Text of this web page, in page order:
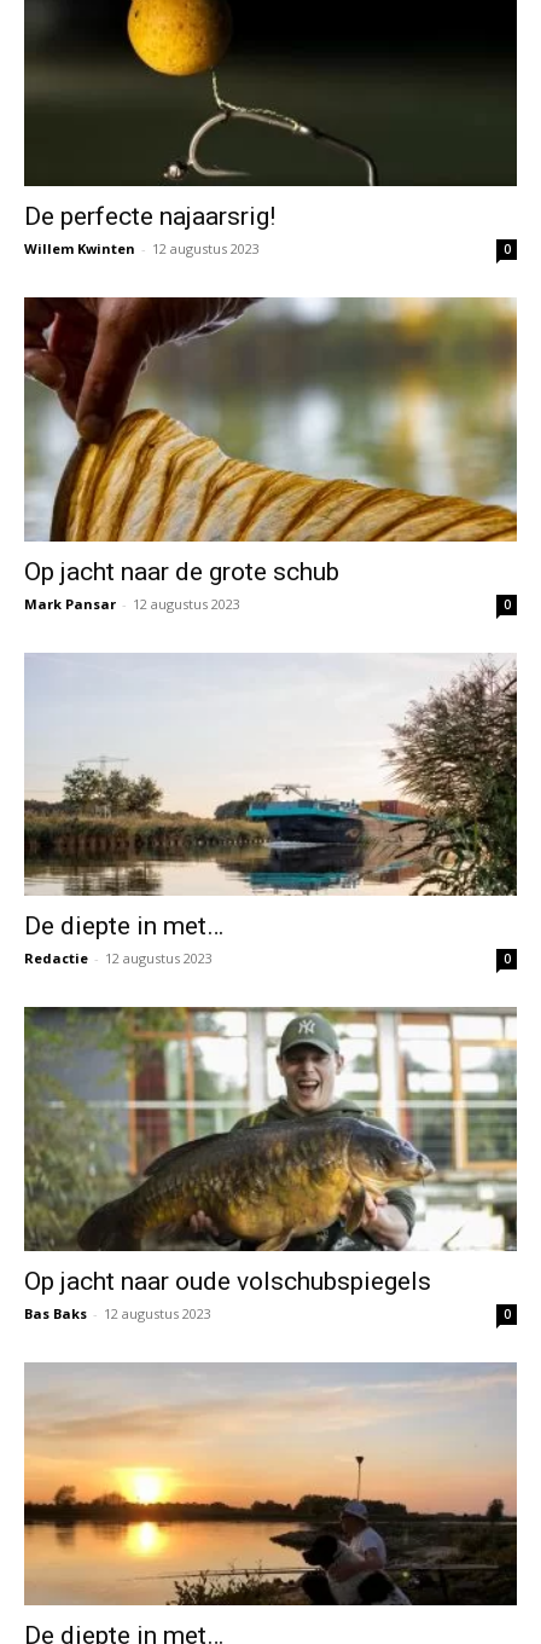
De perfecte najaarsrig!
Willem Kwinten - 12 augustus 2023 0
Op jacht naar de grote schub
Mark Pansar - 12 augustus 2023 0
De diepte in met…
Redactie - 12 augustus 2023 0
Op jacht naar oude volschubspiegels
Bas Baks - 12 augustus 2023 0
De diepte in met…